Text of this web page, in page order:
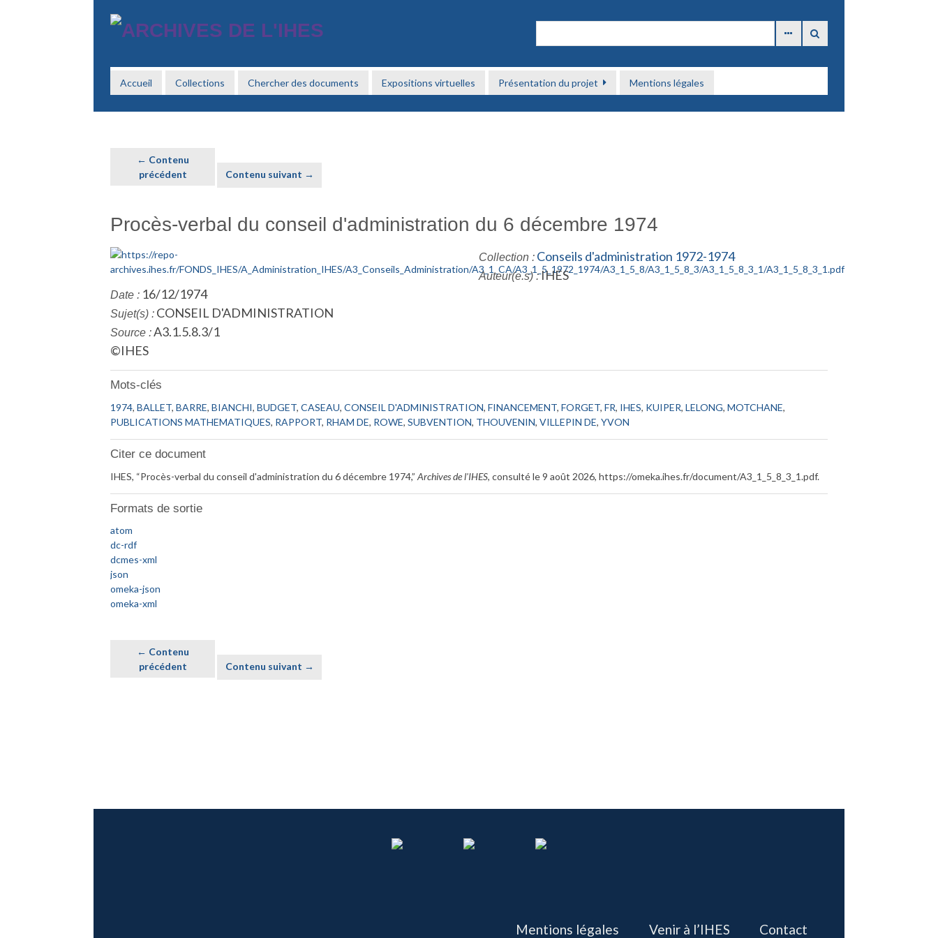
Accueil Collections Chercher des documents Expositions virtuelles Présentation du projet Mentions légales
← Contenu
précédent
Contenu suivant →
Procès-verbal du conseil d'administration du 6 décembre 1974
Collection : Conseils d'administration 1972-1974
Auteur(e.s) :IHES
Date : 16/12/1974
Sujet(s) : CONSEIL D'ADMINISTRATION
Source :A3.1.5.8.3/1
©IHES
Mots-clés
1974,BALLET,BARRE,BIANCHI,BUDGET,CASEAU,CONSEIL D'ADMINISTRATION,FINANCEMENT,FORGET,FR, IHES, KUIPER,LELONG,MOTCHANE,
PUBLICATIONS MATHEMATIQUES, RAPPORT, RHAM DE, ROWE,SUBVENTION, THOUVENIN,VILLEPIN DE,YVON
Citer ce document
IHES, “Procès-verbal du conseil d'administration du 6 décembre 1974,”Archives de l'IHES, consulté le 9 août 2026,https://omeka.ihes.fr/document/A3_1_5_8_3_1.pdf.
Formats de sortie
atom
dc-rdf
dcmes-xml
json
omeka-json
omeka-xml
← Contenu
précédent
Contenu suivant →
Mentions légales Venir à l’IHES Contact